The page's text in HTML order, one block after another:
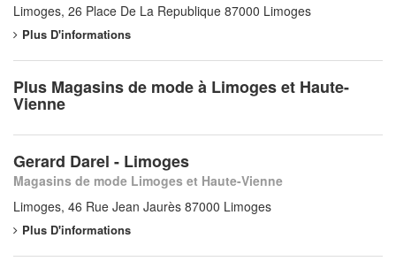
Limoges, 26 Place De La Republique 87000 Limoges
Plus D'informations
Plus Magasins de mode à Limoges et Haute-
Vienne
Gerard Darel - Limoges
Magasins de mode Limoges et Haute-Vienne
Limoges, 46 Rue Jean Jaurès 87000 Limoges
Plus D'informations